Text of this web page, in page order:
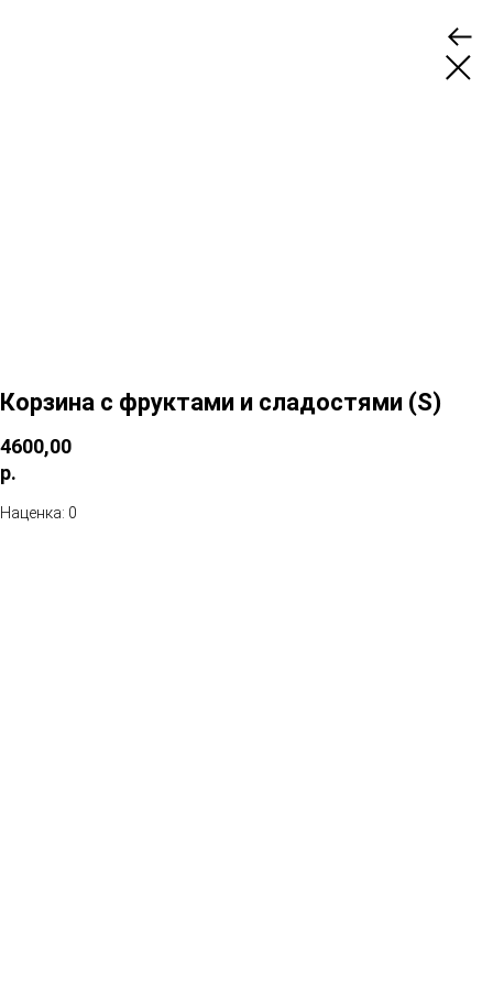
Корзина с фруктами и сладостями (S)
4600,00
р.
Наценка: 0